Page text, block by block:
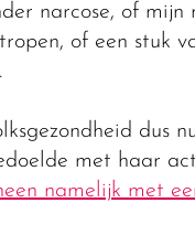
narcose, of mijn
of een stuk
dus
met haar
namelijk met